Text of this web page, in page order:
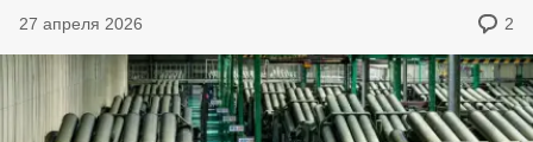
27 апреля 2026 2